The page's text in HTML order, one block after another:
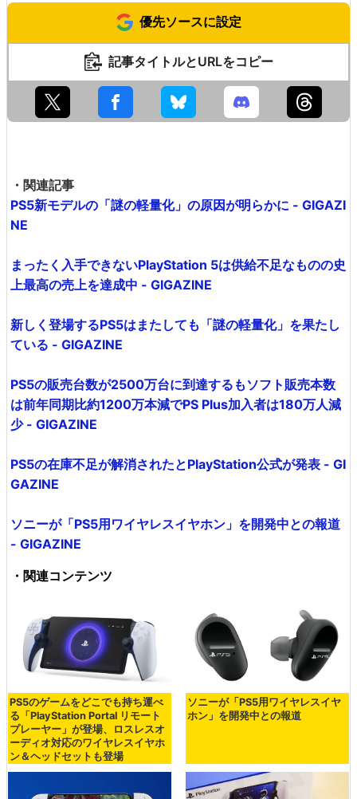
優先ソースに設定
記事タイトルとURLをコピー
・関連記事
PS5新モデルの「謎の軽量化」の原因が明らかに - GIGAZI
NE
まったく入手できないPlayStation 5は供給不足なものの史
上最高の売上を達成中 - GIGAZINE
新しく登場するPS5はまたしても「謎の軽量化」を果たし
ている - GIGAZINE
PS5の販売台数が2500万台に到達するもソフト販売本数
は前年同期比約1200万本減でPS Plus加入者は180万人減
少 - GIGAZINE
PS5の在庫不足が解消されたとPlayStation公式が発表 - GI
GAZINE
ソニーが「PS5用ワイヤレスイヤホン」を開発中との報道
- GIGAZINE
・関連コンテンツ
PS5のゲームをどこでも持ち運べ
る「PlayStation Portal リモート
プレーヤー」が登場、ロスレスオ
ーディオ対応のワイヤレスイヤホ
ン＆ヘッドセットも登場
ソニーが「PS5用ワイヤレスイヤ
ホン」を開発中との報道